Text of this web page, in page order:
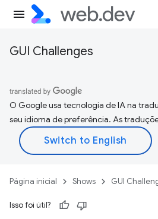
GUI Challenges
O Google usa tecnologia de IA na
seu idioma de preferência. As
Página inicial Shows GUI
Isso foi útil?